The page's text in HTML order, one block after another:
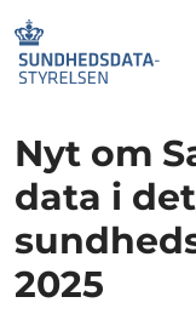
Nyt om
data i
2025